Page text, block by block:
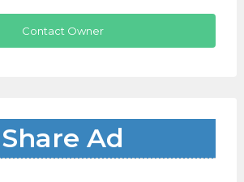
Contact Owner
Share Ad